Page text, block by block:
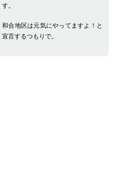
す。
和合地区は元気にやってますよ！と
宣言するつもりで。